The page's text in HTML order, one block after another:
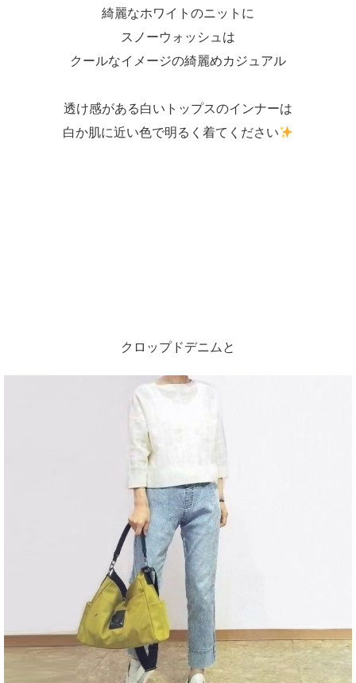
綺麗なホワイトのニットに
スノーウォッシュは
クールなイメージの綺麗めカジュアル
透け感がある白いトップスのインナーは
白か肌に近い色で明るく着てください
クロップドデニムと